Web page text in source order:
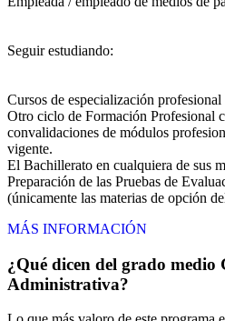
Seguir estudiando:
Cursos de especialización profesional
Otro ciclo de Formación Profesional
convalidaciones de módulos
vigente.
El Bachillerato en cualquiera de sus
Preparación de las Pruebas de
(únicamente las materias de opción
MÁS INFORMACIÓN
¿Qué dicen del grado medio
Administrativa?